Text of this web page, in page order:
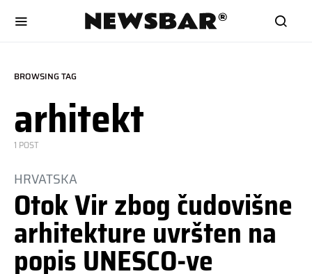
BROWSING TAG
arhitekt
1 POST
HRVATSKA
Otok Vir zbog čudovišne
arhitekture uvršten na
popis UNESCO-ve